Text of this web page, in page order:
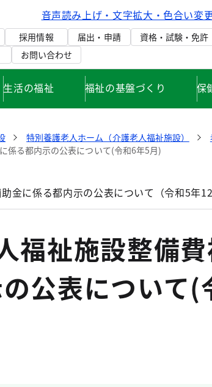
音声読み上げ・文字拡大・色合い変
採用情報 届出・申請 資格・試験・免許
お問い合わせ
生活の福祉 福祉の基盤づくり 保
特別養護老人ホーム（介護老人福祉施設）
係る都内示の公表について(令和6年5月)
金に係る都内示の公表について（令和5年12
福祉施設整備
公表について(